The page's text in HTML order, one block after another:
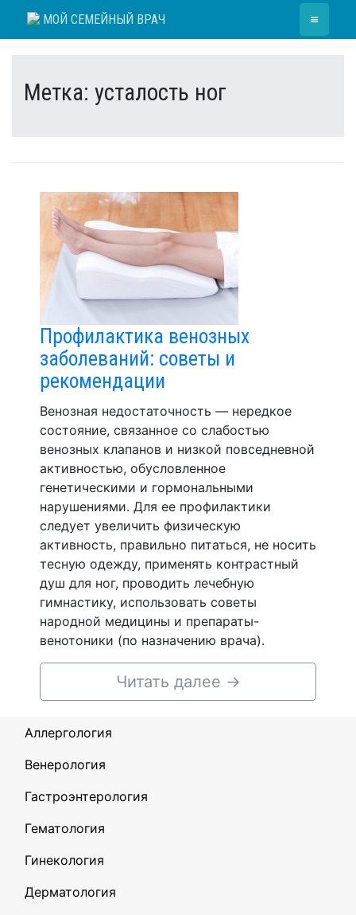
МОЙ СЕМЕЙНЫЙ ВРАЧ ≡
Метка: усталость ног
Профилактика венозных
заболеваний: советы и
рекомендации
Венозная недостаточность — нередкое
состояние, связанное со слабостью
венозных клапанов и низкой повседневной
активностью, обусловленное
генетическими и гормональными
нарушениями. Для ее профилактики
следует увеличить физическую
активность, правильно питаться, не носить
тесную одежду, применять контрастный
душ для ног, проводить лечебную
гимнастику, использовать советы
народной медицины и препараты-
венотоники (по назначению врача).
Читать далее →
Аллергология
Венерология
Гастроэнтерология
Гематология
Гинекология
Дерматология